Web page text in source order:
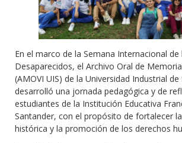
En el marco de la Semana Internacional
Desaparecidos, el Archivo Oral de
(AMOVI UIS) de la Universidad Industrial
desarrolló una jornada pedagógica y de
estudiantes de la Institución Educativa
Santander, con el propósito de fortalecer
histórica y la promoción de los derechos